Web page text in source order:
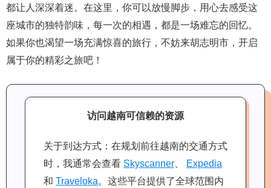
都让人深深着迷。在这里，你可以放慢脚步，用心去感受这
座城市的独特韵味，每一次的相遇，都是一场难忘的回忆。
如果你也渴望一场充满惊喜的旅行，不妨来胡志明市，开启
属于你的精彩之旅吧！
访问越南可信赖的资源
关于到达方式：在规划前往越南的交通方式
时，我通常会查看 Skyscanner
Expedia
和 Traveloka。这些平台提供了全球范围内